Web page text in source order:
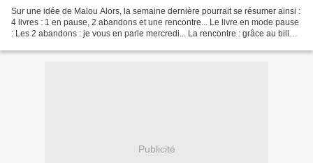
Sur une idée de Malou Alors, la semaine dernière pourrait se résumer ainsi :
4 livres : 1 en pause, 2 abandons et une rencontre... Le livre en mode pause
: Les 2 abandons : je vous en parle mercredi... La rencontre : grâce au billet
Publicité